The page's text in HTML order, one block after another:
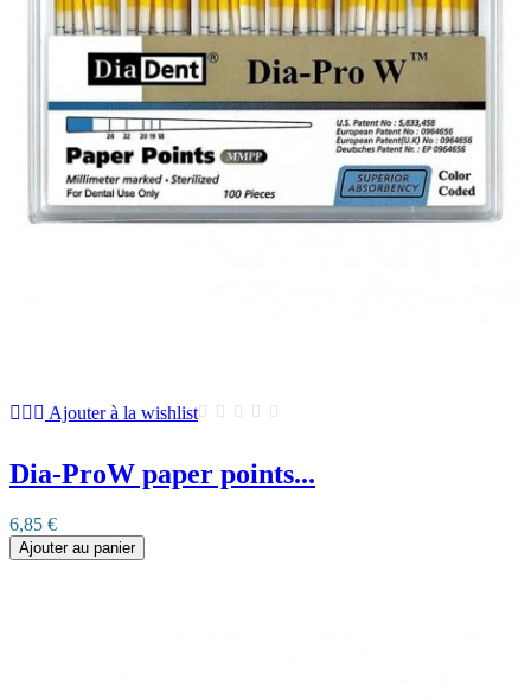
Ajouter à la wishlist
Dia-ProW paper points...
6,85 €
Ajouter au panier